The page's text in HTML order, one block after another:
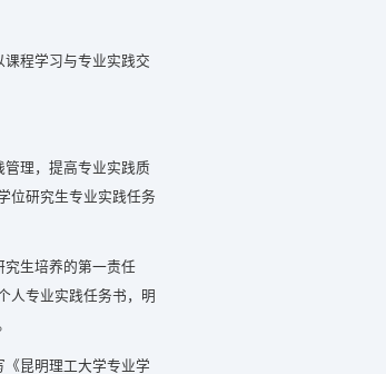
程学习与专业实践交
理，提高专业实践质
位研究生专业实践任务
生培养的第一责任
人专业实践任务书，明
昆明理工大学专业学